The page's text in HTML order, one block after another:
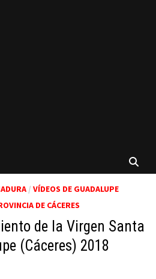
/ VÍDEOS DE GUADALUPE
DE CÁCERES
de la Virgen Santa
(Cáceres) 2018